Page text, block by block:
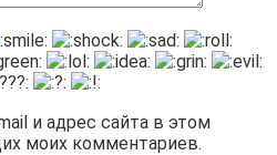
и адрес сайта в этом
моих комментариев.